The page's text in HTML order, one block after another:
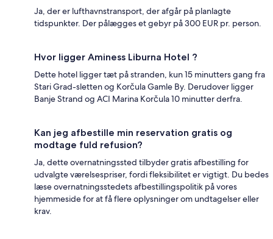
Ja, der er lufthavnstransport, der afgår på planlagte
tidspunkter. Der pålægges et gebyr på 300 EUR pr. person.
Hvor ligger Aminess Liburna Hotel ?
Dette hotel ligger tæt på stranden, kun 15 minutters gang fra
Stari Grad-sletten og Korčula Gamle By. Derudover ligger
Banje Strand og ACI Marina Korčula 10 minutter derfra.
Kan jeg afbestille min reservation gratis og
modtage fuld refusion?
Ja, dette overnatningssted tilbyder gratis afbestilling for
udvalgte værelsespriser, fordi fleksibilitet er vigtigt. Du bedes
læse overnatningsstedets afbestillingspolitik på vores
hjemmeside for at få flere oplysninger om undtagelser eller
krav.